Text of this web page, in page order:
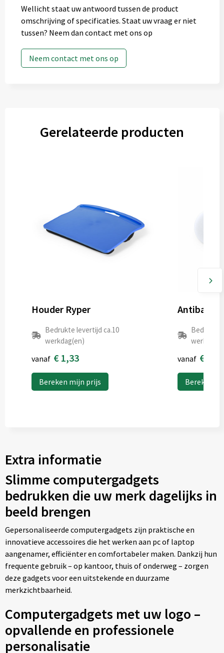
Wellicht staat uw antwoord tussen de product
omschrijving of specificaties. Staat uw vraag er niet
tussen? Neem dan contact met ons op
Neem contact met ons op
Gerelateerde producten
Houder Ryper
Bedrukte levertijd ca.10
werkdag(en)
vanaf € 1,33
Bereken mijn prijs
Bedrukte
vanaf €
Bereken
Extra informatie
Slimme computergadgets
bedrukken die uw merk dagelijks in
beeld brengen
Gepersonaliseerde computergadgets zijn praktische en
innovatieve accessoires die het werken aan pc of laptop
aangenamer, efficiënter en comfortabeler maken. Dankzij hun
frequente gebruik – op kantoor, thuis of onderweg – zorgen
deze gadgets voor een uitstekende en duurzame
merkzichtbaarheid.
Computergadgets met uw logo –
opvallende en professionele
personalisatie